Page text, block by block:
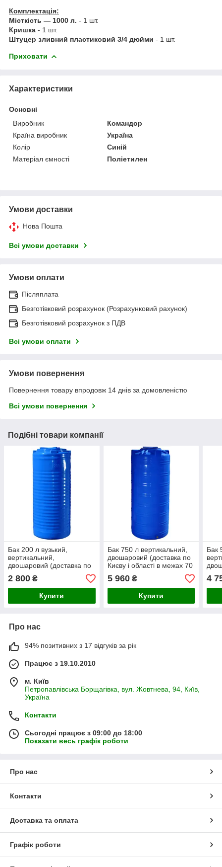
Комплектація:
Місткість — 1000 л. - 1 шт.
Кришка - 1 шт.
Штуцер зливний пластиковий 3/4 дюйми - 1 шт.
Приховати
Характеристики
Основні
Виробник
Командор
Країна виробник
Україна
Колір
Синій
Матеріал ємності
Поліетилен
Умови доставки
Нова Пошта
Всі умови доставки
Умови оплати
Післяплата
Безготівковий розрахунок (Розрахунковий рахунок)
Безготівковий розрахунок з ПДВ
Всі умови оплати
Умови повернення
Повернення товару впродовж 14 днів за домовленістю
Всі умови повернення
Подібні товари компанії
Бак 200 л вузький,
вертикальний,
двошаровий (доставка по
Києву і області в межах 70
км)
2 800 ₴
Купити
Бак 750 л вертикальний,
двошаровий (доставка по
Києву і області в межах 70
км)
5 960₴
Купити
Бак
км)
4
Про нас
94% позитивних з 17 відгуків за рік
Працює з 19.10.2010
м. Київ
Петропавлівська Борщагівка, вул. Жовтнева, 94, Київ,
Україна
Контакти
Сьогодні працює з 09:00 до 18:00
Показати весь графік роботи
Про нас
Контакти
Доставка та оплата
Графік роботи